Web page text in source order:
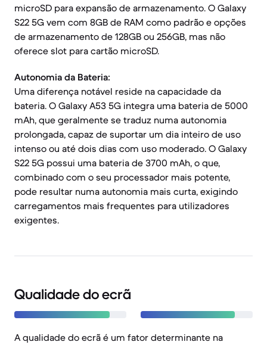
microSD para expansão de armazenamento. O Galaxy
S22 5G vem com 8GB de RAM como padrão e opções
de armazenamento de 128GB ou 256GB, mas não
oferece slot para cartão microSD.
Autonomia da Bateria:
Uma diferença notável reside na capacidade da
bateria. O Galaxy A53 5G integra uma bateria de 5000
mAh, que geralmente se traduz numa autonomia
prolongada, capaz de suportar um dia inteiro de uso
intenso ou até dois dias com uso moderado. O Galaxy
S22 5G possui uma bateria de 3700 mAh, o que,
combinado com o seu processador mais potente,
pode resultar numa autonomia mais curta, exigindo
carregamentos mais frequentes para utilizadores
exigentes.
Qualidade do ecrã
A qualidade do ecrã é um fator determinante na